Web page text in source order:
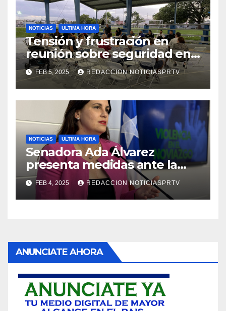
NOTICIAS ULTIMA HORA
Tensión y frustración en
reunión sobre seguridad en
Reparto Metropolitano
FEB 5, 2025 REDACCION NOTICIASPRTV
NOTICIAS ULTIMA HORA
Senadora Ada Álvarez
presenta medidas ante la
violencia en el noviazgo
FEB 4, 2025 REDACCION NOTICIASPRTV
ANUNCIATE AHORA